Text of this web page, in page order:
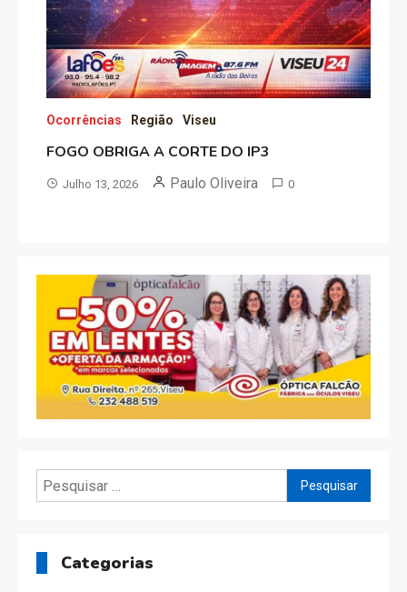
Ocorrências Região Viseu
FOGO OBRIGA A CORTE DO IP3
Julho 13, 2026 Paulo Oliveira 0
Pesquisar
por:
Categorias